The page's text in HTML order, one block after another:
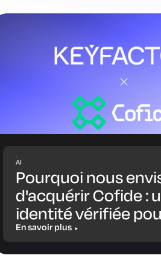
AI
Pourquoi nous
d'acquérir Cofide :
identité vérifiée
charges de travail et
agents IA
En savoir plus